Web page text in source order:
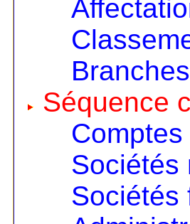
Séquence
Sociétés
Sociétés